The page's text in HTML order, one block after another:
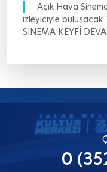
Açık Hava
izleyiciyle buluşacak
SİNEMA KEYFİ
0